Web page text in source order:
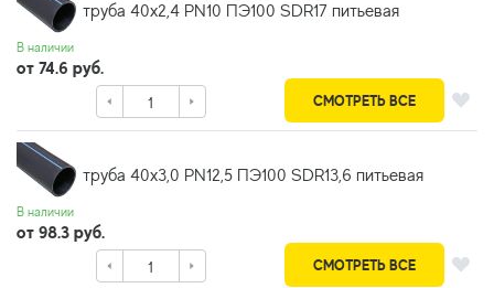
труба 40х2,4 PN10 ПЭ100 SDR17 питьевая
В наличии
от 74.6 руб.
СМОТРЕТЬ ВСЕ
труба 40х3,0 PN12,5 ПЭ100 SDR13,6 питьевая
В наличии
от 98.3 руб.
СМОТРЕТЬ ВСЕ